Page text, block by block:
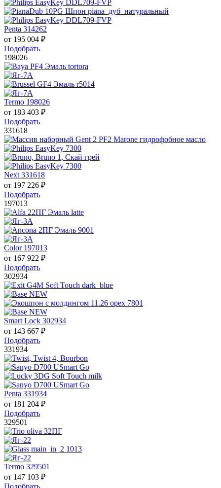
Penta 314262
от 195 004 ₽
Подобрать
198026
Termo 198026
от 183 403 ₽
Подобрать
331618
Next 331618
от 197 226 ₽
Подобрать
197013
Color 197013
от 167 922 ₽
Подобрать
302934
Smart Lock 302934
от 143 667 ₽
Подобрать
331934
Penta 331934
от 181 204 ₽
Подобрать
329501
Termo 329501
от 147 103 ₽
Подобрать